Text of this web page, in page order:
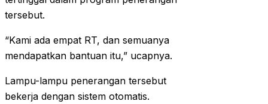
tersebut.
“Kami ada empat RT, dan semuanya
mendapatkan bantuan itu,” ucapnya.
Lampu-lampu penerangan tersebut
bekerja dengan sistem otomatis.